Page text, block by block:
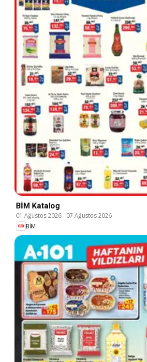
BİM Katalog
01 Ağustos 2026- 07 Ağustos 2026
BİM